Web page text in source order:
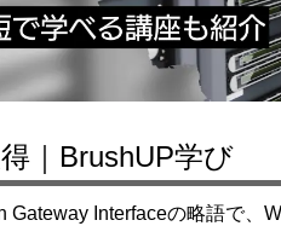
得｜BrushUP学び
Gateway Interfaceの略語で、